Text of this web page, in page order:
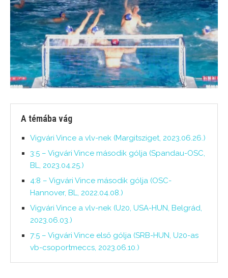
A témába vág
Vigvári Vince a vlv-nek (Margitsziget, 2023.06.26.)
3:5 – Vigvári Vince második gólja (Spandau-OSC,
BL, 2023.04.25.)
4:8 – Vigvári Vince második gólja (OSC-
Hannover, BL, 2022.04.08.)
Vigvári Vince a vlv-nek (U20, USA-HUN, Belgrád,
2023.06.03.)
7:5 – Vigvári Vince első gólja (SRB-HUN, U20-as
vb-csoportmeccs, 2023.06.10.)